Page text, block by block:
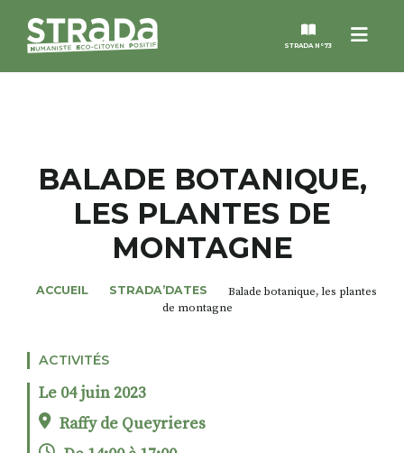
Menu
STRADA N°73
MAGAZINES
NOS THÈMES
BALADE BOTANIQUE,
LES PLANTES DE
MONTAGNE
ACCUEIL STRADA’DATES
Balade botanique, les plantes
de montagne
ACTIVITÉS
Le 04 juin 2023
Raffy de Queyrieres